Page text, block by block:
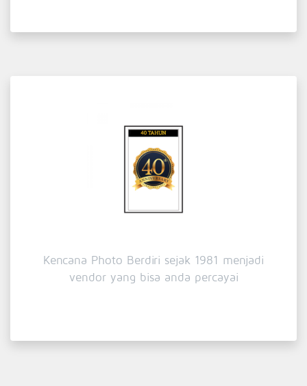
Kencana Photo Berdiri sejak 1981 menjadi
vendor yang bisa anda percayai